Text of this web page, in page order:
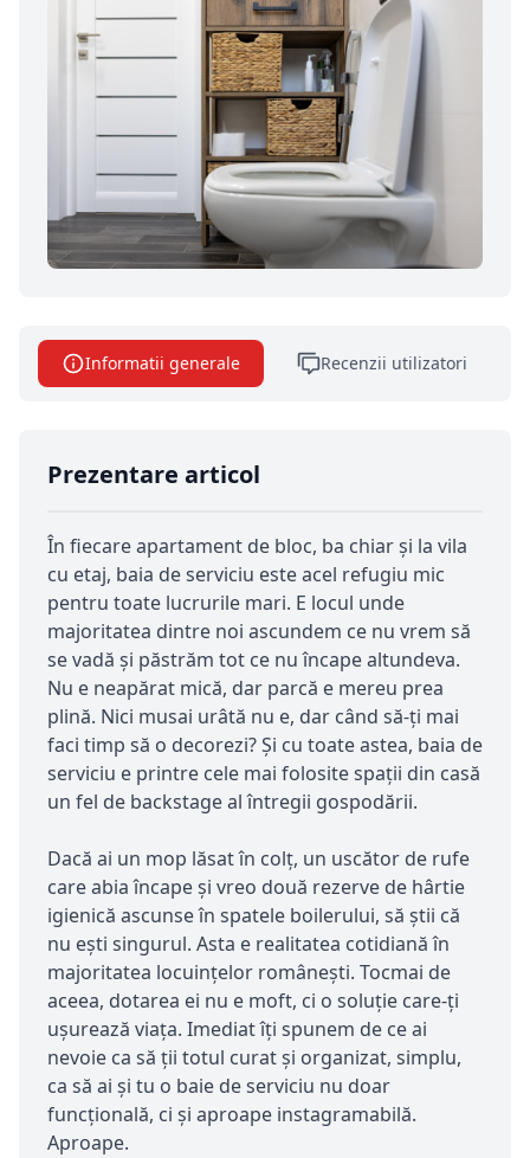
Informatii generale Recenzii utilizatori
Prezentare articol
În fiecare apartament de bloc, ba chiar și la vila
cu etaj, baia de serviciu este acel refugiu mic
pentru toate lucrurile mari. E locul unde
majoritatea dintre noi ascundem ce nu vrem să
se vadă și păstrăm tot ce nu încape altundeva.
Nu e neapărat mică, dar parcă e mereu prea
plină. Nici musai urâtă nu e, dar când să-ți mai
faci timp să o decorezi? Și cu toate astea, baia de
serviciu e printre cele mai folosite spații din casă
un fel de backstage al întregii gospodării.
Dacă ai un mop lăsat în colț, un uscător de rufe
care abia încape și vreo două rezerve de hârtie
igienică ascunse în spatele boilerului, să știi că
nu ești singurul. Asta e realitatea cotidiană în
majoritatea locuințelor românești. Tocmai de
aceea, dotarea ei nu e moft, ci o soluție care-ți
ușurează viața. Imediat îți spunem de ce ai
nevoie ca să ții totul curat și organizat, simplu,
ca să ai și tu o baie de serviciu nu doar
funcțională, ci și aproape instagramabilă.
Aproape.